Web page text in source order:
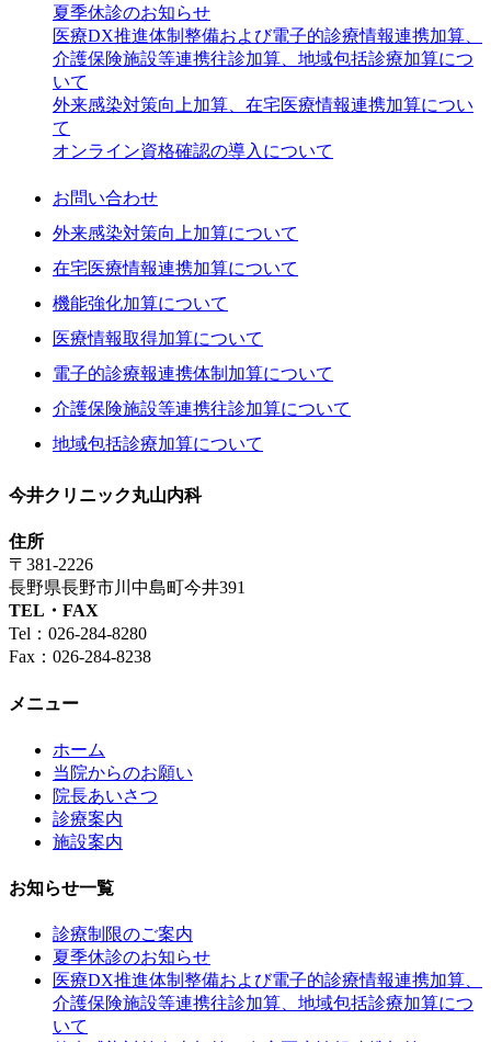
夏季休診のお知らせ
医療DX推進体制整備および電子的診療情報連携加算、
介護保険施設等連携往診加算、地域包括診療加算につ
いて
外来感染対策向上加算、在宅医療情報連携加算につい
て
オンライン資格確認の導入について
お問い合わせ
外来感染対策向上加算について
在宅医療情報連携加算について
機能強化加算について
医療情報取得加算について
電子的診療報連携体制加算について
介護保険施設等連携往診加算について
地域包括診療加算について
今井クリニック丸山内科
住所
〒381-2226
長野県長野市川中島町今井391
TEL・FAX
Tel：026-284-8280
Fax：026-284-8238
メニュー
ホーム
当院からのお願い
院長あいさつ
診療案内
施設案内
お知らせ一覧
診療制限のご案内
夏季休診のお知らせ
医療DX推進体制整備および電子的診療情報連携加算、
介護保険施設等連携往診加算、地域包括診療加算につ
いて